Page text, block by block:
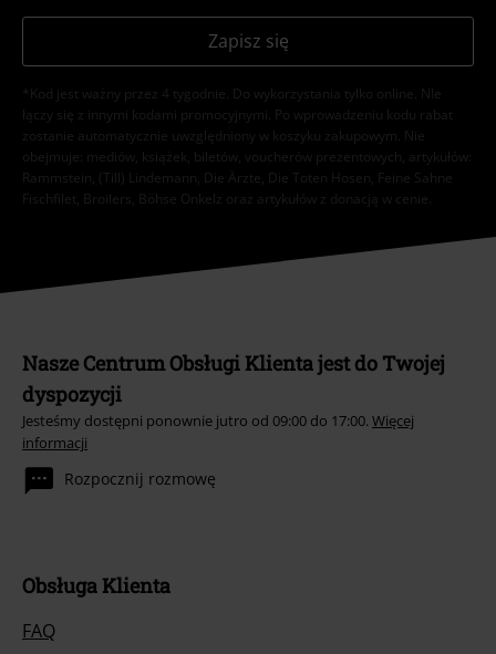
Zapisz się
*Kod jest ważny przez 4 tygodnie. Do wykorzystania tylko online. NIe
łączy się z innymi kodami promocyjnymi. Po wprowadzeniu kodu rabat
zostanie automatycznie uwzględniony w koszyku zakupowym. Nie
obejmuje: mediów, książek, biletów, voucherów prezentowych, artykułów:
Rammstein, (Till) Lindemann, Die Ärzte, Die Toten Hosen, Feine Sahne
Fischfilet, Broilers, Böhse Onkelz oraz artykułów z donacją w cenie.
Nasze Centrum Obsługi Klienta jest do Twojej
dyspozycji
Jesteśmy dostępni ponownie jutro od 09:00 do 17:00. Więcej
informacji
Rozpocznij rozmowę
Obsługa Klienta
FAQ